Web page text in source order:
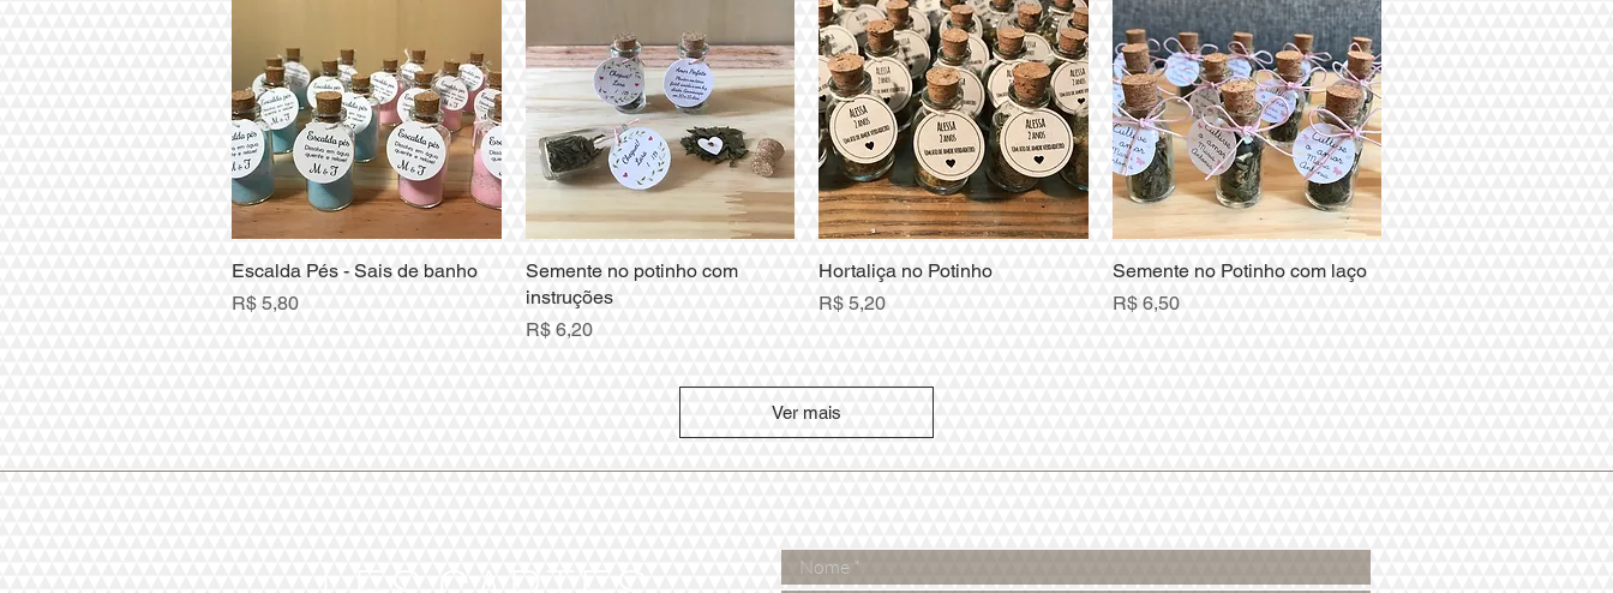
Visualização rápida
Escalda Pés - Sais de banho
Preço
R$ 5,80
Visualização rápida
Semente no potinho com
instruções
Preço
R$ 6,20
Visualização rápida
Hortaliça no Potinho
Preço
R$ 5,20
Visualização rápida
Semente no Potinho com laço
Preço
R$ 6,50
Ver mais